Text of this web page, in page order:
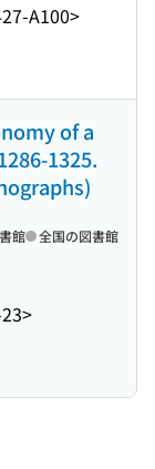
A100>
of a
1325.
館 全国の図書館